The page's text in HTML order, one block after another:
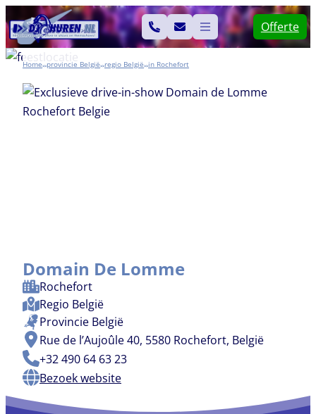
naar
de
inhoud
Offerte
Home>> België>> België>> Rochefort
Domain De Lomme
Rochefort
Regio België
Provincie België
Rue de l’Aujoûle 40, 5580 Rochefort, België
+32 490 64 63 23
Bezoek website